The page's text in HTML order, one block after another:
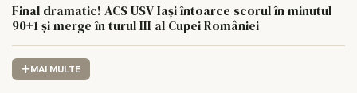
Final dramatic! ACS USV Iași întoarce scorul în minutul
90+1 și merge în turul III al Cupei României
MAI MULTE